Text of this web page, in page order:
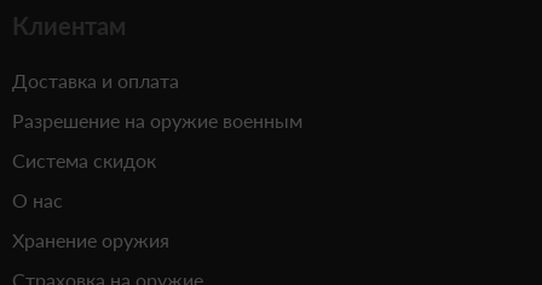
Клиентам
Доставка и оплата
Разрешение на оружие военным
Система скидок
О нас
Хранение оружия
Страховка на оружие